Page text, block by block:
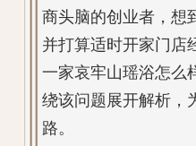
商头脑的创业者，想
并打算适时开家门店
一家哀牢山瑶浴怎么
绕该问题展开解析，
路。